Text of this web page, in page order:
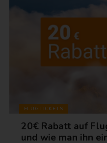
FLUGTICKETS
20€ Rabatt auf
und wie man ihn